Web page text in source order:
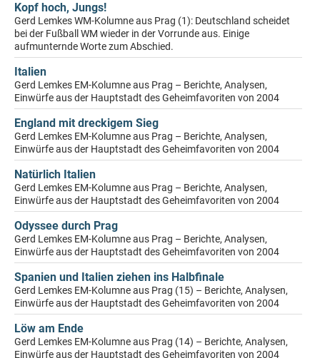
Kopf hoch, Jungs!
Gerd Lemkes WM-Kolumne aus Prag (1): Deutschland scheidet
bei der Fußball WM wieder in der Vorrunde aus. Einige
aufmunternde Worte zum Abschied.
Italien
Gerd Lemkes EM-Kolumne aus Prag – Berichte, Analysen,
Einwürfe aus der Hauptstadt des Geheimfavoriten von 2004
England mit dreckigem Sieg
Gerd Lemkes EM-Kolumne aus Prag – Berichte, Analysen,
Einwürfe aus der Hauptstadt des Geheimfavoriten von 2004
Natürlich Italien
Gerd Lemkes EM-Kolumne aus Prag – Berichte, Analysen,
Einwürfe aus der Hauptstadt des Geheimfavoriten von 2004
Odyssee durch Prag
Gerd Lemkes EM-Kolumne aus Prag – Berichte, Analysen,
Einwürfe aus der Hauptstadt des Geheimfavoriten von 2004
Spanien und Italien ziehen ins Halbfinale
Gerd Lemkes EM-Kolumne aus Prag (15) – Berichte, Analysen,
Einwürfe aus der Hauptstadt des Geheimfavoriten von 2004
Löw am Ende
Gerd Lemkes EM-Kolumne aus Prag (14) – Berichte, Analysen,
Einwürfe aus der Hauptstadt des Geheimfavoriten von 2004